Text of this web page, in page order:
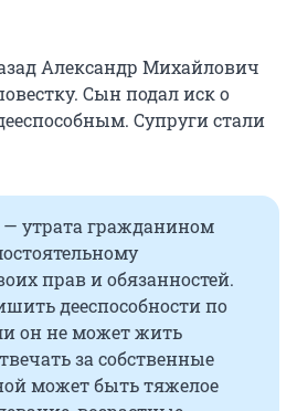
Александр Михайлович
Сын подал иск о
Супруги стали
— утрата гражданином
прав и обязанностей.
дееспособности по
он не может жить
за собственные
может быть тяжелое